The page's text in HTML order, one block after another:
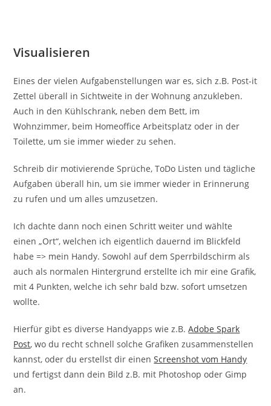
Visualisieren
Eines der vielen Aufgabenstellungen war es, sich z.B. Post-it
Zettel überall in Sichtweite in der Wohnung anzukleben.
Auch in den Kühlschrank, neben dem Bett, im
Wohnzimmer, beim Homeoffice Arbeitsplatz oder in der
Toilette, um sie immer wieder zu sehen.
Schreib dir motivierende Sprüche, ToDo Listen und tägliche
Aufgaben überall hin, um sie immer wieder in Erinnerung
zu rufen und um alles umzusetzen.
Ich dachte dann noch einen Schritt weiter und wählte
einen „Ort“, welchen ich eigentlich dauernd im Blickfeld
habe => mein Handy. Sowohl auf dem Sperrbildschirm als
auch als normalen Hintergrund erstellte ich mir eine Grafik,
mit 4 Punkten, welche ich sehr bald bzw. sofort umsetzen
wollte.
Hierfür gibt es diverse Handyapps wie z.B.Adobe Spark
Post, wo du recht schnell solche Grafiken zusammenstellen
kannst, oder du erstellst dir einenScreenshot vom Handy
und fertigst dann dein Bild z.B. mit Photoshop oder Gimp
an.